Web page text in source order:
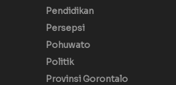
Pendidikan
Persepsi
Pohuwato
Politik
Provinsi Gorontalo